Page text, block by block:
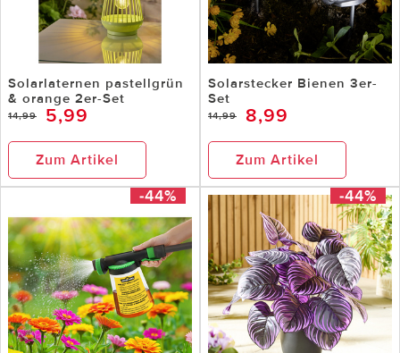
Solarlaternen pastellgrün
& orange 2er-Set
14,99 5,99
Zum Artikel
Solarstecker Bienen 3er-
Set
14,99 8,99
Zum Artikel
-44% -44%